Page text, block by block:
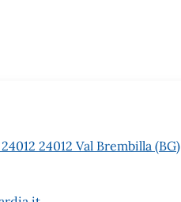
24012 Val Brembilla (BG)